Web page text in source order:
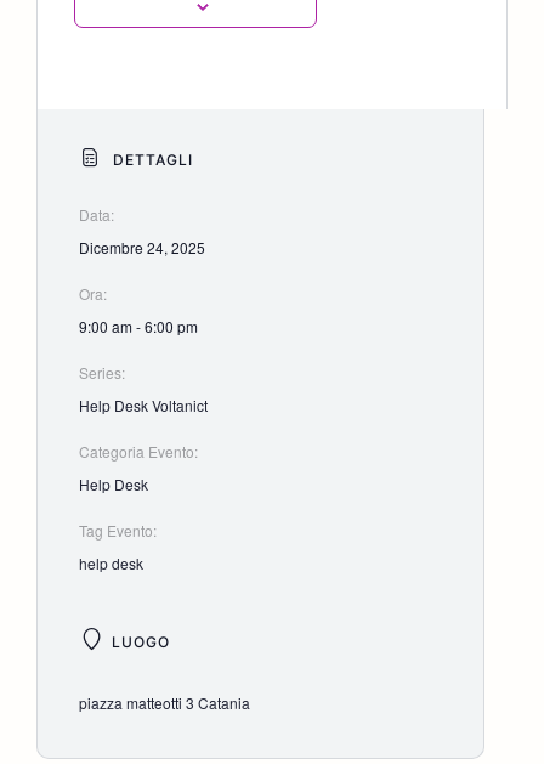
DETTAGLI
Data:
Dicembre 24, 2025
Ora:
9:00 am - 6:00 pm
Series:
Help Desk Voltanict
Categoria Evento:
Help Desk
Tag Evento:
help desk
LUOGO
piazza matteotti 3 Catania